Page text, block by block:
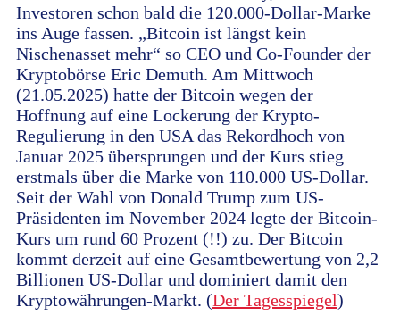
Investoren schon bald die 120.000-Dollar-Marke
ins Auge fassen. „Bitcoin ist längst kein
Nischenasset mehr“ so CEO und Co-Founder der
Kryptobörse Eric Demuth. Am Mittwoch
(21.05.2025) hatte der Bitcoin wegen der
Hoffnung auf eine Lockerung der Krypto-
Regulierung in den USA das Rekordhoch von
Januar 2025 übersprungen und der Kurs stieg
erstmals über die Marke von 110.000 US-Dollar.
Seit der Wahl von Donald Trump zum US-
Präsidenten im November 2024 legte der Bitcoin-
Kurs um rund 60 Prozent (!!) zu. Der Bitcoin
kommt derzeit auf eine Gesamtbewertung von 2,2
Billionen US-Dollar und dominiert damit den
Kryptowährungen-Markt. (Der Tagesspiegel)